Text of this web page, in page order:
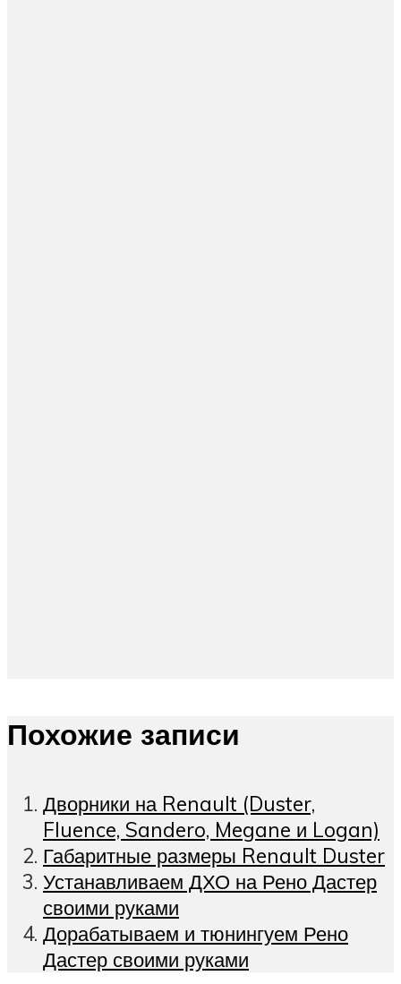
Похожие записи
Дворники на Renault (Duster,
Fluence, Sandero, Megane и Logan)
Габаритные размеры Renault Duster
Устанавливаем ДХО на Рено Дастер
своими руками
Дорабатываем и тюнингуем Рено
Дастер своими руками